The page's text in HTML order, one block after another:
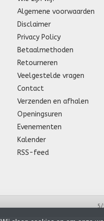
Algemene voorwaarden
Disclaimer
Privacy Policy
Betaalmethoden
Retourneren
Veelgestelde vragen
Contact
Verzenden en afhalen
Openingsuren
Evenementen
Kalender
RSS-feed
5/